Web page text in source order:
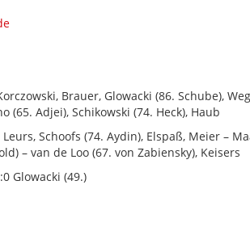
Brauer, Glowacki (86. Schube),
(65. Adjei), Schikowski (74. Heck), Haub
Schoofs (74. Aydin), Elspaß, Meier –
– van de Loo (67. von Zabiensky), Keisers
Glowacki (49.)